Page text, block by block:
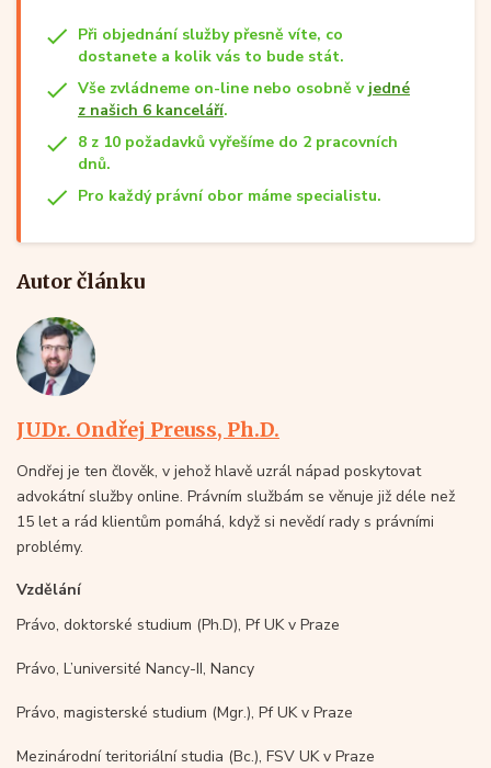
Při objednání služby přesně víte, co
dostanete a kolik vás to bude stát.
Vše zvládneme on-line nebo osobně v jedné
z našich 6 kanceláří.
8 z 10 požadavků vyřešíme do 2 pracovních
dnů.
Pro každý právní obor máme specialistu.
Autor článku
JUDr. Ondřej Preuss, Ph.D.
Ondřej je ten člověk, v jehož hlavě uzrál nápad poskytovat
advokátní služby online. Právním službám se věnuje již déle než
15 let a rád klientům pomáhá, když si nevědí rady s právními
problémy.
Vzdělání
Právo, doktorské studium (Ph.D), Pf UK v Praze
Právo, L’université Nancy-II, Nancy
Právo, magisterské studium (Mgr.), Pf UK v Praze
Mezinárodní teritoriální studia (Bc.), FSV UK v Praze